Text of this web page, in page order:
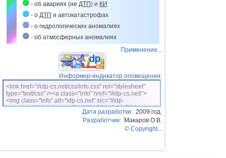
- об авариях (не ДТП) и КИ
- о ДТП и автокатастрофах
- о гидрологических аномалиях
- об атмосферных аномалиях
Применение...
Информер-индикатор оповещения:
<link href="//idp-cs.net/css/info.css" rel="stylesheet"
type="text/css" /><a class="info" href="//idp-cs.net/">
<img class="info" alt="idp-cs.net" src="//idp-
cs.net/pix/idpinfok_sm.gif" width=88 height=31 /></a>
Дата разработки: 2009 год.
Разработчик: Макаров О.В.
© Copyright...